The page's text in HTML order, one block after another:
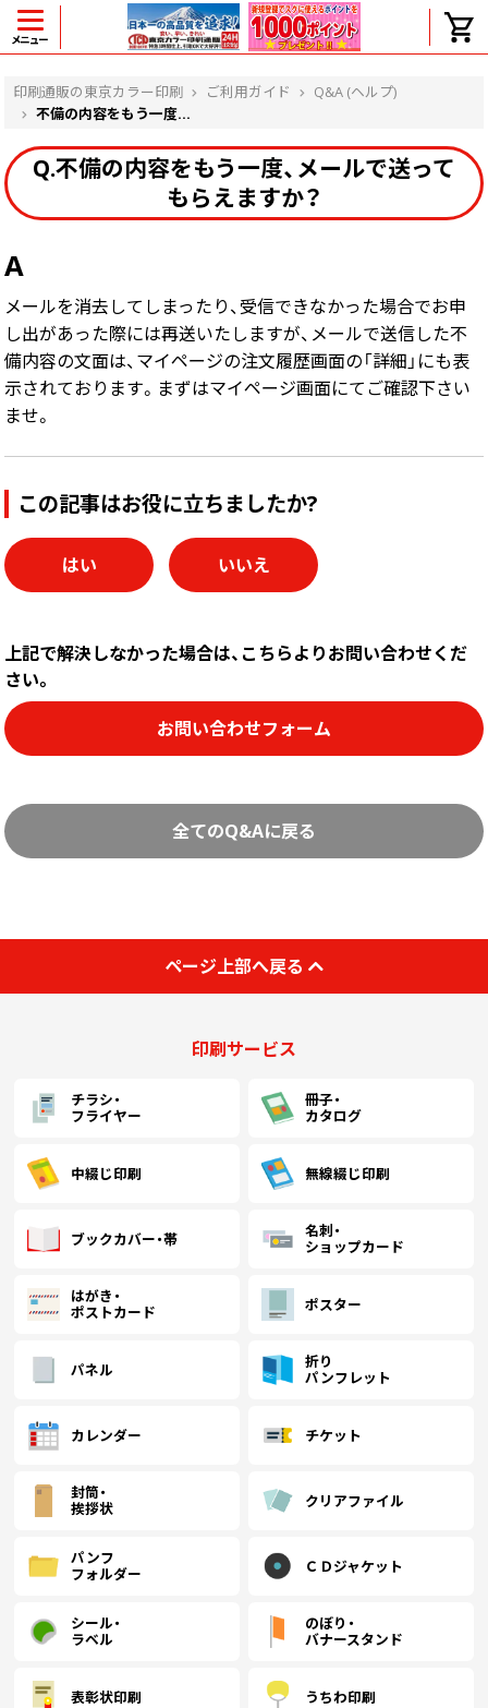
メニュー
印刷通販の東京カラー印刷 ご利用ガイド
Q&A (ヘルプ)
不備の内容をもう一度...
Q.不備の内容をもう一度、メールで送って
もらえますか？
A
メールを消去してしまったり、受信できなかった場合でお申
し出があった際には再送いたしますが、メールで送信した不
備内容の文面は、マイページの注文履歴画面の「詳細」にも表
示されております。まずはマイページ画面にてご確認下さい
ませ。
この記事はお役に立ちましたか?
はい いいえ
上記で解決しなかった場合は、こちらよりお問い合わせくだ
さい。
お問い合わせフォーム
全てのQ&Aに戻る
ページ上部へ戻る
印刷サービス
チラシ・
フライヤー
冊子・
カタログ
中綴じ印刷 無線綴じ印刷
ブックカバー・帯
名刺・
ショップカード
はがき・
ポストカード
ポスター
パネル
折り
パンフレット
カレンダー チケット
封筒・
挨拶状
クリアファイル
パンフ
フォルダー
ＣＤジャケット
シール・
ラベル
のぼり・
バナースタンド
表彰状印刷 うちわ印刷
ヘルプ
よくある質問
入金・決済後、入金情報画面に反映されま
い。
完成時間の目安を電話で確認できますか？
任意の部数単位で帯をかけて納品できま
すか？
領収書・納品書を発行は可能ですか？
ユーザー登録ログイン